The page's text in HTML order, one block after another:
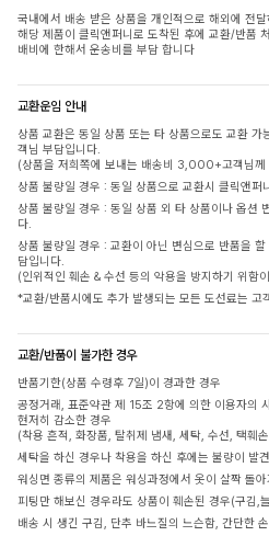
국내에서 배송 받은 상품을 개인적으로 해외에 전
해당 제품이 클릭앤퍼니로 도착된 후에 교환/반품
배비에 한해서 운송비를 부담 합니다
교환운임 안내
상품 교환은 동일 상품 또는 타 상품으로도 교환
객님 부담입니다.
(상품을 저희쪽에 보내는 배송비 3,000+고객님
상품 불량일 경우 : 동일 상품으로 교환시 클릭앤퍼
상품 불량일 경우 : 동일 상품 외 타 상품이나 옵
다.
상품 불량일 경우 : 교환이 아닌 변심으로 반품을
담입니다.
(인위적인 훼손 & 수선 등의 악용을 방지하기 위함
*교환/반품시에도 추가 발생되는 모든 도선료는 고
교환/반품이 불가한 경우
반품기한(상품 수령후 7일)이 경과한 경우
공정거래, 표준약관 제 15조 2항에 의한 이용자의
현저히 감소한 경우
(착용 흔적, 화장품, 탈취제 냄새, 세탁, 수선, 택훼
세탁을 하신 경우나 착용을 하신 후에는 불량이 발
워싱면 종류의 제품은 워싱과정에서 옷이 살짝 돌
피팅만 해보신 경우라도 상품이 훼손된 경우(구김,
배송 시 생긴 구김, 단추 바느질의 느슨함, 간단한